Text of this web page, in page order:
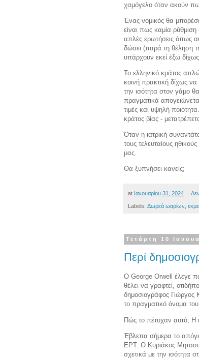
χαμόγελο όταν ακούν
Ένας νομικός θα
είναι πως καμία
απλές ερωτήσεις όπως
δώσει (παρά τη θέληση
υπάρχουν εκεί έξω
Το ελληνικό κράτος
κοινή πρακτική δίχως
την ισότητα στον γάμο
πραγματικά
τιμές και υψηλή
κράτος βίας -
Όταν η ιατρική
τους τελευταίους
μας.
Θα ξυπνήσει κανείς;
at Ιανουαρίου 31, 2024
Labels: Δωρεά ωαρίων
Τετάρτη 10
Περί
Ο George Orwell έλεγε
θέλει να γραφτεί,
δημοσιογράφος Γιώργος
το πραγματικό όνομα
Πώς το πέτυχαν αυτό; Η
Έβλεπα σήμερα το
ΕΡΤ. Ο Κυριάκος
σχετικά με την ισότητα